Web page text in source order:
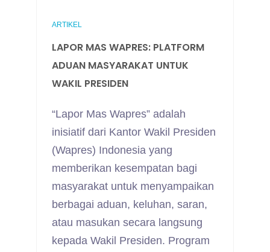
ARTIKEL
LAPOR MAS WAPRES: PLATFORM
ADUAN MASYARAKAT UNTUK
WAKIL PRESIDEN
“Lapor Mas Wapres” adalah
inisiatif dari Kantor Wakil Presiden
(Wapres) Indonesia yang
memberikan kesempatan bagi
masyarakat untuk menyampaikan
berbagai aduan, keluhan, saran,
atau masukan secara langsung
kepada Wakil Presiden. Program